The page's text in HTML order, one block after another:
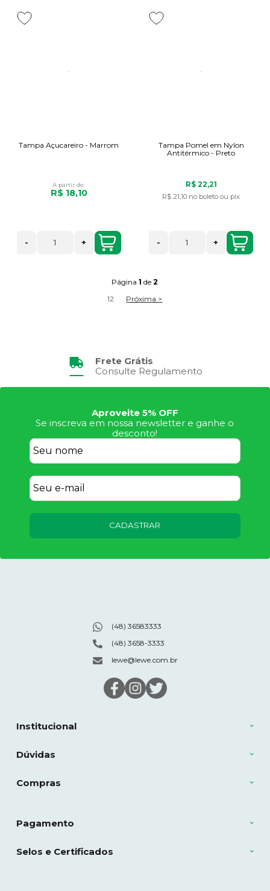
Tampa Açucareiro - Marrom
A partir de:
R$ 18,10
- +
Tampa Pomel em Nylon
Antitérmico - Preto
R$ 22,21
R$ 21,10 no boleto ou pix
- +
Página1 de2
12 Próxima >
Frete Grátis
Consulte Regulamento
Aproveite 5% OFF
Se inscreva em nossa newsletter e ganhe o
desconto!
CADASTRAR
Institucional
Dúvidas
Compras
(48) 36583333
(48) 3658-3333
lewe@lewe.com.br
Pagamento
Selos e Certificados